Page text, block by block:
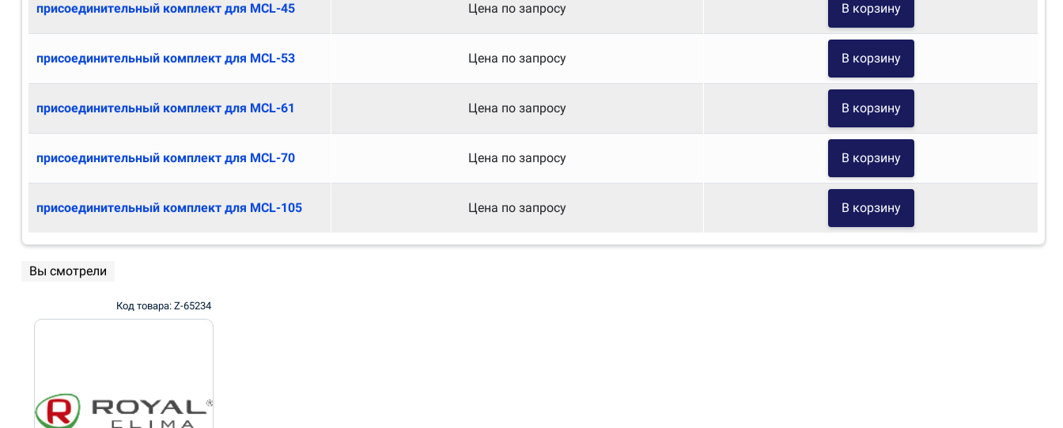
присоединительный комплект для MCL-45 Цена по запросу В корзину
присоединительный комплект для MCL-53 Цена по запросу В корзину
присоединительный комплект для MCL-61 Цена по запросу В корзину
присоединительный комплект для MCL-70 Цена по запросу В корзину
присоединительный комплект для MCL-105 Цена по запросу В корзину
Вы смотрели
Код товара: Z-65234